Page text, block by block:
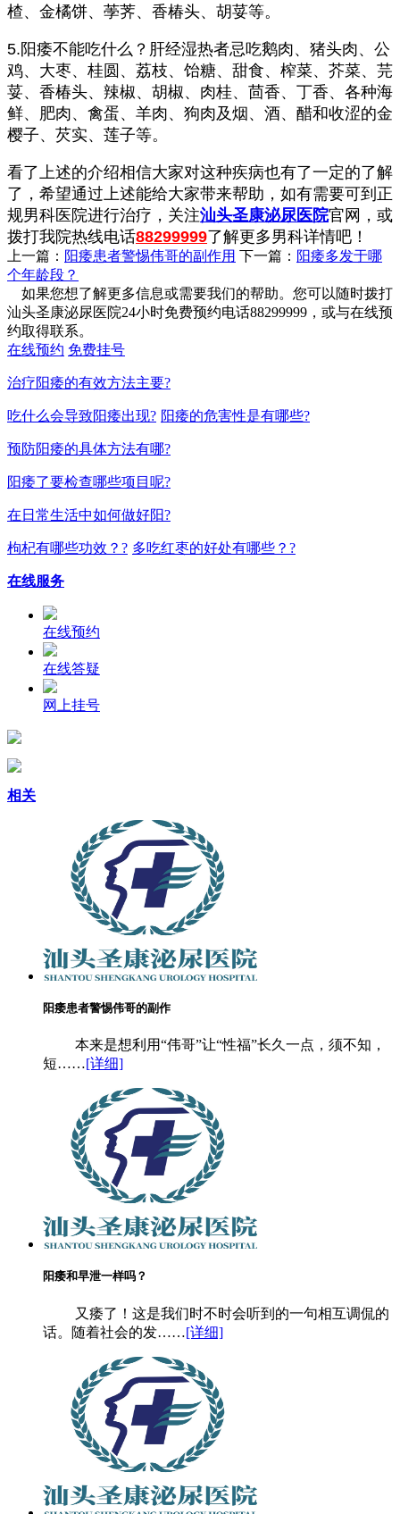
楂、金橘饼、荸荠、香椿头、胡荽等。
5.阳痿不能吃什么？肝经湿热者忌吃鹅肉、猪头肉、公
鸡、大枣、桂圆、荔枝、饴糖、甜食、榨菜、芥菜、芫
荽、香椿头、辣椒、胡椒、肉桂、茴香、丁香、各种海
鲜、肥肉、禽蛋、羊肉、狗肉及烟、酒、醋和收涩的金
樱子、芡实、莲子等。
看了上述的介绍相信大家对这种疾病也有了一定的了解
了，希望通过上述能给大家带来帮助，如有需要可到正
规男科医院进行治疗，关注汕头圣康泌尿医院官网，或
拨打我院热线电话88299999了解更多男科详情吧！
上一篇： 阳痿患者警惕伟哥的副作用 下一篇： 阳痿多发于哪
个年龄段？
如果您想了解更多信息或需要我们的帮助。您可以随时拨打
汕头圣康泌尿医院24小时免费预约电话88299999，或与在线预
约取得联系。
在线预约 免费挂号
治疗阳痿的有效方法主要?
吃什么会导致阳痿出现? 阳痿的危害性是有哪些?
预防阳痿的具体方法有哪?
阳痿了要检查哪些项目呢?
在日常生活中如何做好阳?
枸杞有哪些功效？? 多吃红枣的好处有哪些？?
在线服务
在线预约
在线答疑
网上挂号
相关
阳痿患者警惕伟哥的副作
本来是想利用“伟哥”让“性福”长久一点，须不知，
短……[详细]
阳痿和早泄一样吗？
又痿了！这是我们时不时会听到的一句相互调侃的
话。随着社会的发……[详细]